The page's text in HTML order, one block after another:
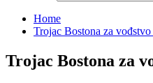
Home
Trojac Bostona za
Trojac Bostona za